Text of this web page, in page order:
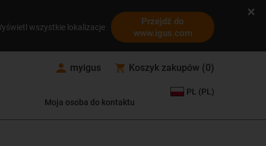
wszystkie lokalizacje
Przejdź do
www.igus.com
myigus Koszyk zakupów (0)
Moja osoba do kontaktu
PL (PL)